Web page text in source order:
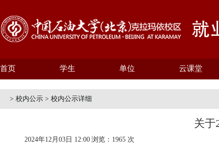
首页 学生 单位 云课堂
> 校内公示 > 校内公示详细
关于
2024年12月03日 12:00 浏览：1965 次